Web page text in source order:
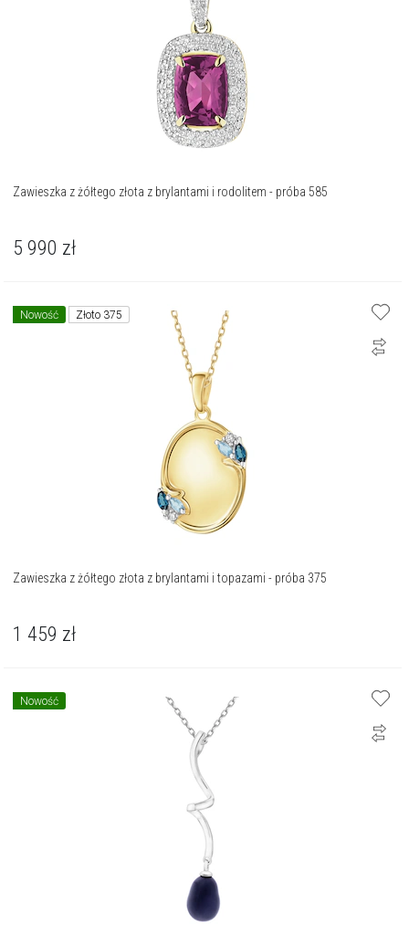
Zawieszka z żółtego złota z brylantami i rodolitem - próba 585
5 990 zł
Nowość Złoto 375
Zawieszka z żółtego złota z brylantami i topazami - próba 375
1 459 zł
Nowość